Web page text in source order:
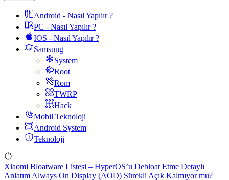
Android - Nasıl Yapılır ?
PC - Nasıl Yapılır ?
IOS - Nasıl Yapılır ?
Samsung
System
Root
Rom
TWRP
Hack
Mobil Teknoloji
Android System
Teknoloji
Xiaomi Bloatware Listesi – HyperOS’u Debloat Etme Detaylı
Anlatım Always On Display (AOD) Sürekli Açık Kalmıyor mu?